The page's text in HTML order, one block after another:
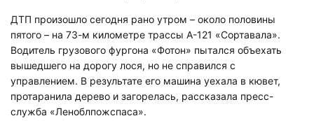
ДТП произошло сегодня рано утром – около половины
пятого – на 73-м километре трассы А-121 «Сортавала».
Водитель грузового фургона «Фотон» пытался объехать
вышедшего на дорогу лося, но не справился с
управлением. В результате его машина уехала в кювет,
протаранила дерево и загорелась, рассказала пресс-
служба «Леноблпожспаса».